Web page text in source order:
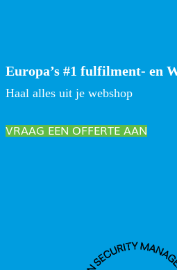
Europa’s #1 fulfilment- en
Haal alles uit je webshop
VRAAG EEN OFFERTE AAN